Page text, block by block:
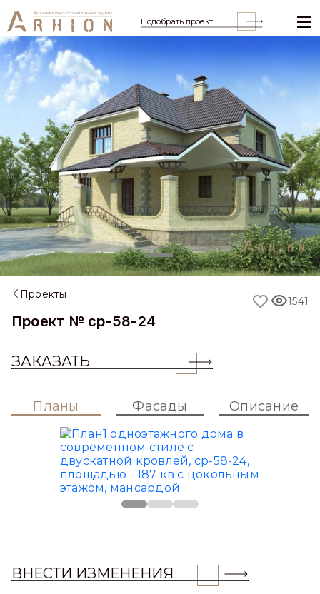
Подобрать проект
Previous
Проекты
Проект № cp-58-24
ЗАКАЗАТЬ
1541
Планы Фасады Описание
ВНЕСТИ ИЗМЕНЕНИЯ